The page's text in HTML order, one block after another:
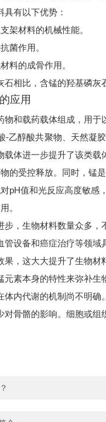
有以下优势：
架材料的机械性能。
菌作用。
料的成骨作用。
石相比，含锰的羟基磷
应用
物和载药载体组成，用
-乙醇酸共聚物、天然凝
载体进一步提升了该类载
物的受控释放。同时，
pH值和光反应高度敏感
。
步，生物材料数量众多
管设备和癌症治疗等领
，这大大提升了生物
素本身的特性来弥补
内代谢的机制尚不明
骨骼的影响。细胞或